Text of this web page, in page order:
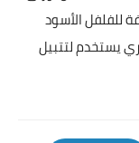
للفلفل الأسود
يستخدم لتتبيل